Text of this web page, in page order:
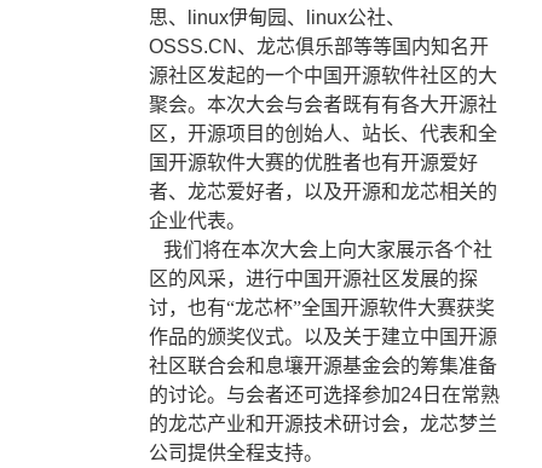
思、
linux伊甸园、 linux公社、
OSSS.CN 、龙芯俱乐部等等国内知名开
源社区发起的一个中国开源软件社区的大
聚会。本次大会与会者既有有各大开源社
区，开源项目的创始人、站长、代表和全
国开源软件大赛的优胜者也有开源爱好
者、龙芯爱好者，以及开源和龙芯相关的
企业代表。
我们将在本次大会上向大家展示各个社
区的风采，进行中国开源社区发展的探
讨，也有“龙芯杯”全国开源软件大赛获奖
作品的颁奖仪式。以及关于建立中国开源
社区联合会和息壤开源基金会的筹集准备
的讨论。与会者还可选择参加24 日在常熟
的龙芯产业和开源技术研讨会，龙芯梦兰
公司提供全程支持。